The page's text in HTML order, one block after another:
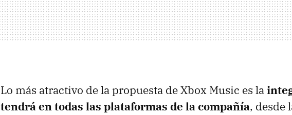
Lo más atractivo de la propuesta de Xbox Music es la
tendrá en todas las plataformas de la compañía, desde